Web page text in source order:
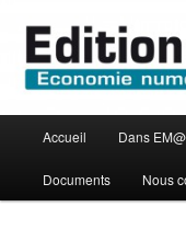
contenu
principalEdition
principal
Accueil Dans
Documents Nous